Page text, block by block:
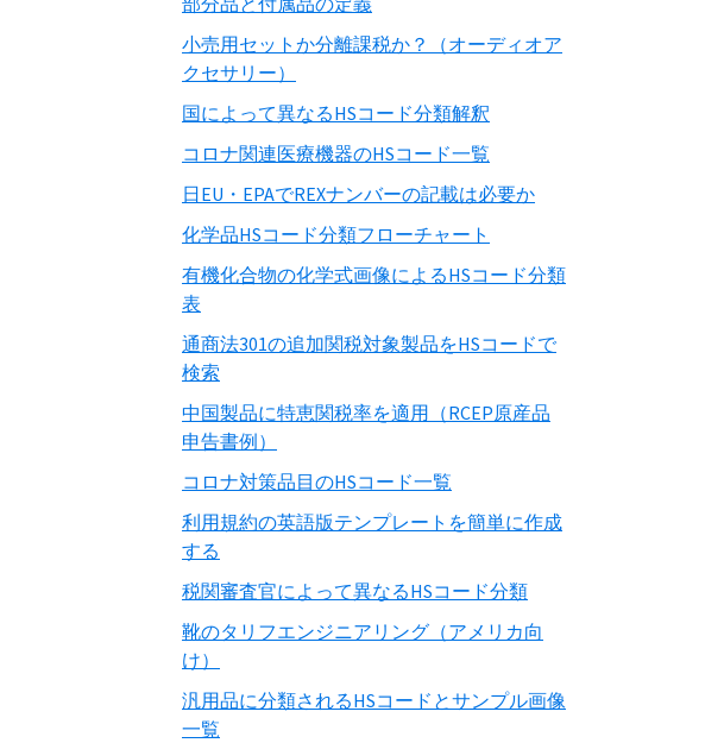
小売用セットか分離課税か？（オーディオア
クセサリー）
国によって異なるHSコード分類解釈
コロナ関連医療機器のHSコード一覧
日EU・EPAでREXナンバーの記載は必要か
化学品HSコード分類フローチャート
有機化合物の化学式画像によるHSコード分類
表
通商法301の追加関税対象製品をHSコードで
検索
中国製品に特恵関税率を適用（RCEP原産品
申告書例）
コロナ対策品目のHSコード一覧
利用規約の英語版テンプレートを簡単に作成
する
税関審査官によって異なるHSコード分類
靴のタリフエンジニアリング（アメリカ向
け）
汎用品に分類されるHSコードとサンプル画像
一覧